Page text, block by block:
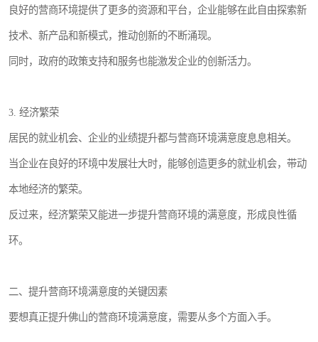
良好的营商环境提供了更多的资源和平台，企业能够在此自由探索新
技术、新产品和新模式，推动创新的不断涌现。
同时，政府的政策支持和服务也能激发企业的创新活力。
3. 经济繁荣
居民的就业机会、企业的业绩提升都与营商环境满意度息息相关。
当企业在良好的环境中发展壮大时，能够创造更多的就业机会，带动
本地经济的繁荣。
反过来，经济繁荣又能进一步提升营商环境的满意度，形成良性循
环。
二、提升营商环境满意度的关键因素
要想真正提升佛山的营商环境满意度，需要从多个方面入手。